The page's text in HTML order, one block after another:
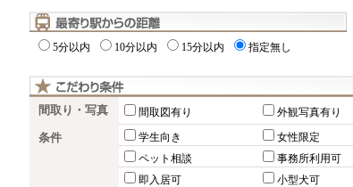
5分以内 10分以内 15分以内 指定無し
間取り・写真 間取図有り 外観写真有り
条件 学生向き 女性限定
ペット相談
事務所利用可
即入居可
小型犬可